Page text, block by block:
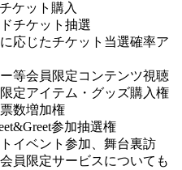
ケット購入
チケット抽選
応じたチケット当選確率ア
等会員限定コンテンツ視聴
定アイテム・グッズ購入権
数増加権
参加抽選権
イベント参加、舞台裏訪
員限定サービスについても